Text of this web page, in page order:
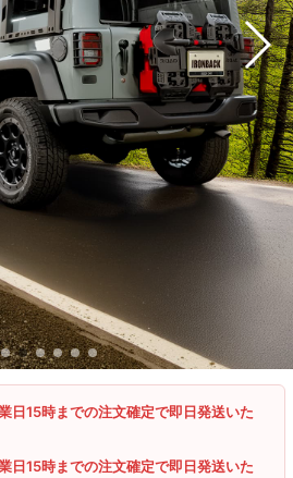
日15時までの注文確定で即日発送いた
日15時までの注文確定で即日発送いた